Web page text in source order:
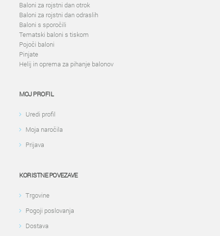
Baloni za rojstni dan otrok
Baloni za rojstni dan odraslih
Baloni s sporočili
Tematski baloni s tiskom
Pojoči baloni
Pinjate
Helij in oprema za pihanje balonov
MOJ PROFIL
Uredi profil
Moja naročila
Prijava
KORISTNE POVEZAVE
Trgovine
Pogoji poslovanja
Dostava